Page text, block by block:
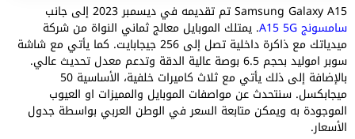
Samsung Galaxy A15 تم تقديمه في ديسمبر 2023 إلى جانب
سامسونج A15 5G . يمتلك الموبايل معالج ثماني النواة من شركة
ميدياتك مع ذاكرة داخلية تصل إلى 256 جيجابايت. كما يأتي مع شاشة
سوبر اموليد بحجم 6.5 بوصة عالية الدقة وتدعم معدل تحديث عالي.
بالإضافة إلى ذلك يأتي مع ثلاث كاميرات خلفية، الأساسية 50
ميجابكسل. سنتحدث عن مواصفات الموبايل والمميزات او العيوب
الموجودة به ويمكن متابعة السعر في الوطن العربي بواسطة جدول
الأسعار.